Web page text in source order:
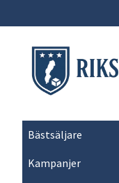
Bästsäljare
Kampanjer